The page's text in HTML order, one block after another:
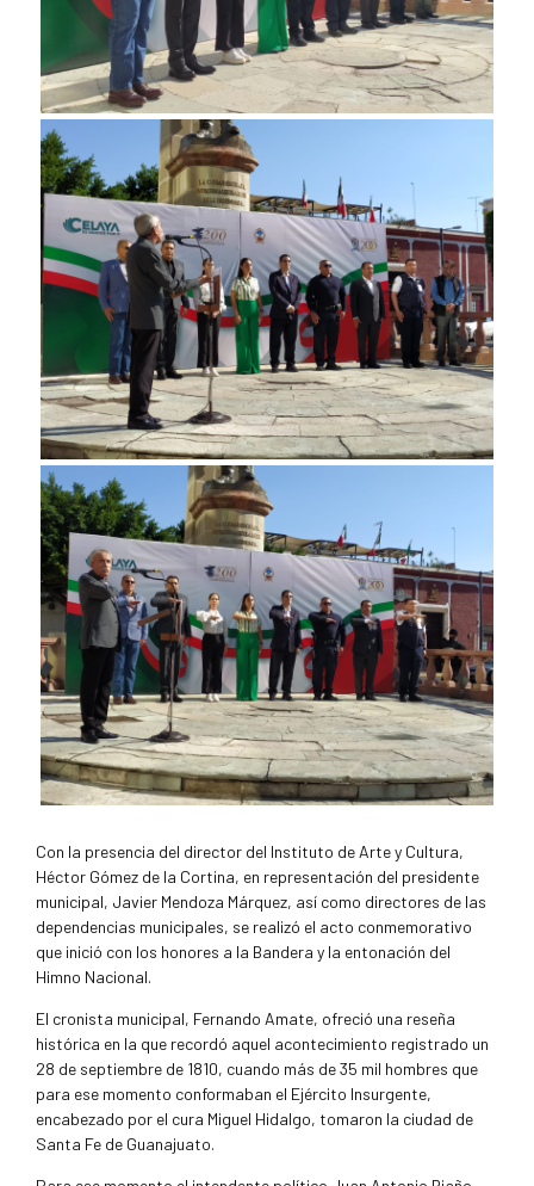
Con la presencia del director del Instituto de Arte y Cultura,
Héctor Gómez de la Cortina, en representación del presidente
municipal, Javier Mendoza Márquez, así como directores de las
dependencias municipales, se realizó el acto conmemorativo
que inició con los honores a la Bandera y la entonación del
Himno Nacional.
El cronista municipal, Fernando Amate, ofreció una reseña
histórica en la que recordó aquel acontecimiento registrado un
28 de septiembre de 1810, cuando más de 35 mil hombres que
para ese momento conformaban el Ejército Insurgente,
encabezado por el cura Miguel Hidalgo, tomaron la ciudad de
Santa Fe de Guanajuato.